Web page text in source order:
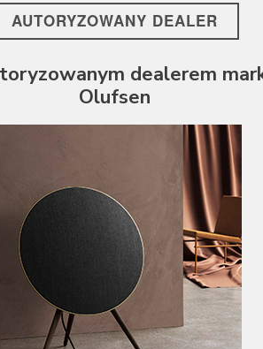
AUTORYZOWANY DEALER
dealerem
Olufsen